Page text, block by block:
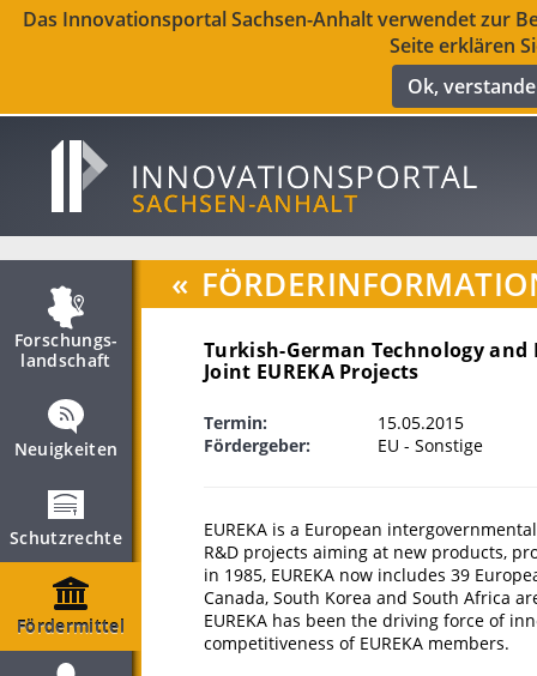
Das Innovationsportal Sachsen-Anhalt verwendet zur
Seite erklären
Ok,
Forschungs­
landschaft
Neuigkeiten
Schutzrechte
Fördermittel
«
Turkish-German Technology
Joint EUREKA Projects
Termin:
15.05.2015
Fördergeber:
EU - Sonstige
EUREKA is a European
R&D projects aiming at new products,
in 1985, EUREKA now includes 39
Canada, South Korea and South Africa
EUREKA has been the driving force of
competitiveness of EUREKA members.